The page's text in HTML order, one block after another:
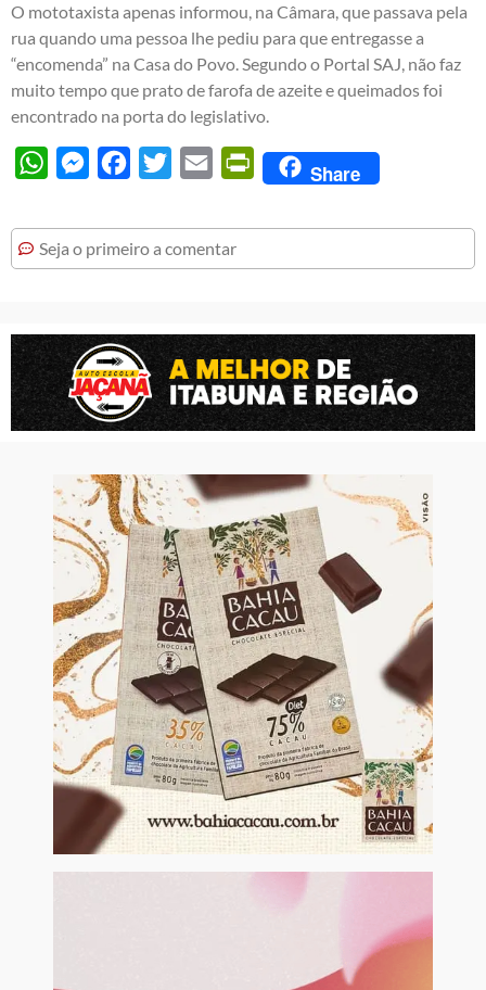
O mototaxista apenas informou, na Câmara, que passava pela
rua quando uma pessoa lhe pediu para que entregasse a
“encomenda” na Casa do Povo. Segundo o Portal SAJ, não faz
muito tempo que prato de farofa de azeite e queimados foi
encontrado na porta do legislativo.
WhatsAppMessengerFacebook
Twitter Email PrintFriendly
Share
Seja o primeiro a comentar